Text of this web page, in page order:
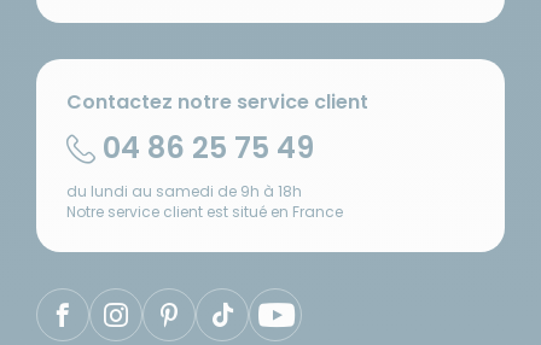
Contactez notre service client
04 86 25 75 49
du lundi au samedi de 9h à 18h
Notre service client est situé en France